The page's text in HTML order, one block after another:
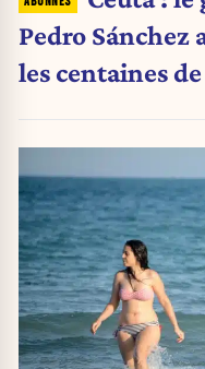
Pedro Sánchez
les centaines